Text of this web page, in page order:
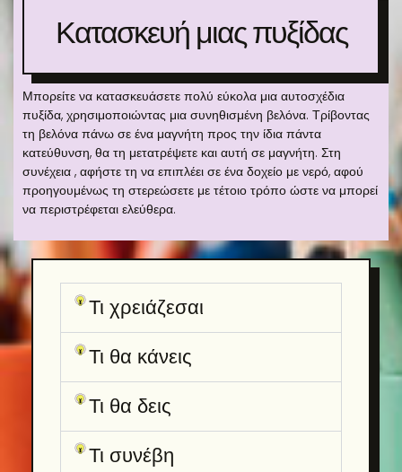
Κατασκευή μιας πυξίδας
Μπορείτε να κατασκευάσετε πολύ εύκολα μια αυτοσχέδια
πυξίδα, χρησιμοποιώντας μια συνηθισμένη βελόνα. Τρίβοντας
τη βελόνα πάνω σε ένα μαγνήτη προς την ίδια πάντα
κατεύθυνση, θα τη μετατρέψετε και αυτή σε μαγνήτη. Στη
συνέχεια , αφήστε τη να επιπλέει σε ένα δοχείο με νερό, αφού
προηγουμένως τη στερεώσετε με τέτοιο τρόπο ώστε να μπορεί
να περιστρέφεται ελεύθερα.
Τι χρειάζεσαι
Τι θα κάνεις
Τι θα δεις
Τι συνέβη